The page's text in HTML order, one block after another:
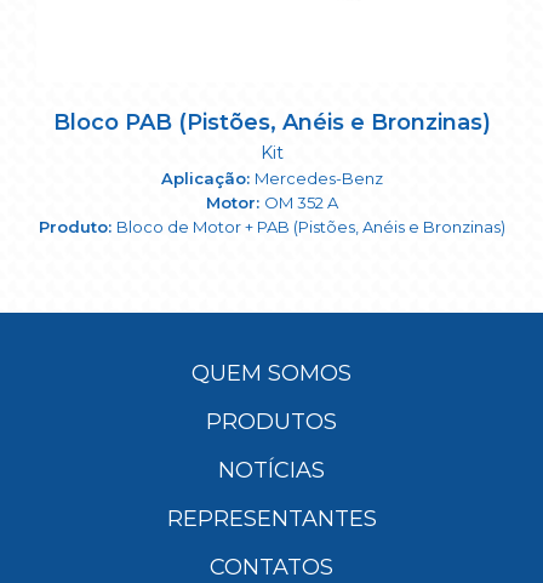
Bloco PAB (Pistões, Anéis e Bronzinas)
Kit
Mercedes-Benz
OM 352 A
Bloco de Motor + PAB (Pistões, Anéis e Bronzinas)
QUEM SOMOS
PRODUTOS
NOTÍCIAS
REPRESENTANTES
CONTATOS